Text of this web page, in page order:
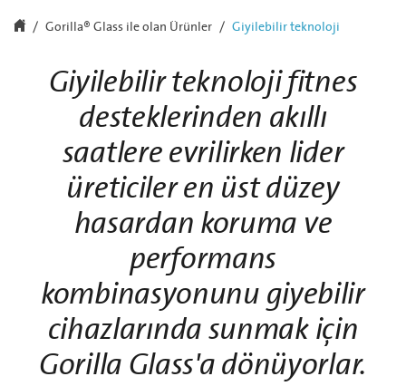
Gorilla® Glass ile olan Ürünler Giyilebilir teknoloji
Giyilebilir teknoloji fitnes
desteklerinden akıllı
saatlere evrilirken lider
üreticiler en üst düzey
hasardan koruma ve
performans
kombinasyonunu giyebilir
cihazlarında sunmak için
Gorilla Glass'a dönüyorlar.